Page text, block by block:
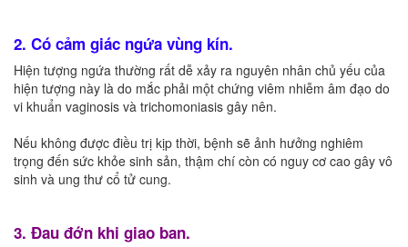
2. Có cảm giác ngứa vùng kín.
Hiện tượng ngứa thường rất dễ xảy ra nguyên nhân chủ yếu của
hiện tượng này là do mắc phải một chứng viêm nhiễm âm đạo do
vi khuẩn vaginosis và trichomoniasis gây nên.
Nếu không được điều trị kịp thời, bệnh sẽ ảnh hưởng nghiêm
trọng đến sức khỏe sinh sản, thậm chí còn có nguy cơ cao gây vô
sinh và ung thư cổ tử cung.
3. Đau đớn khi giao ban.